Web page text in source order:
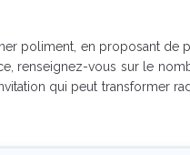
poliment, en proposant de
renseignez-vous sur le
qui peut transformer